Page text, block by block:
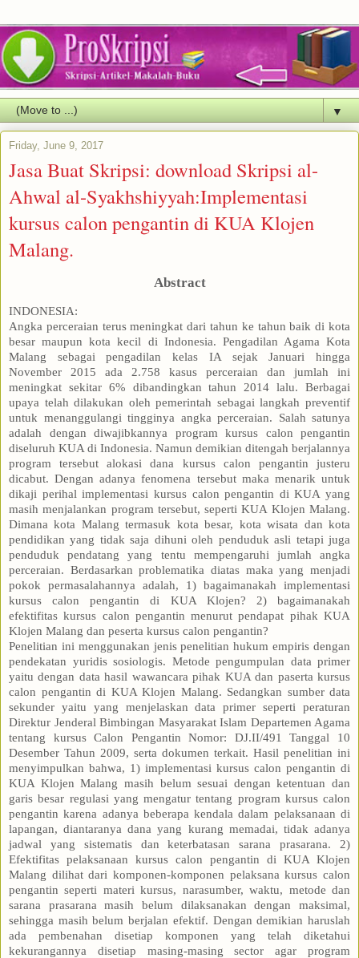
▼
Friday, June 9, 2017
Jasa Buat Skripsi: download Skripsi al-
Ahwal al-Syakhshiyyah:Implementasi
kursus calon pengantin di KUA Klojen
Malang.
Abstract
INDONESIA:
Angka perceraian terus meningkat dari tahun ke tahun baik di kota
besar maupun kota kecil di Indonesia. Pengadilan Agama Kota
Malang sebagai pengadilan kelas IA sejak Januari hingga
November 2015 ada 2.758 kasus perceraian dan jumlah ini
meningkat sekitar 6% dibandingkan tahun 2014 lalu. Berbagai
upaya telah dilakukan oleh pemerintah sebagai langkah preventif
untuk menanggulangi tingginya angka perceraian. Salah satunya
adalah dengan diwajibkannya program kursus calon pengantin
diseluruh KUA di Indonesia. Namun demikian ditengah berjalannya
program tersebut alokasi dana kursus calon pengantin justeru
dicabut. Dengan adanya fenomena tersebut maka menarik untuk
dikaji perihal implementasi kursus calon pengantin di KUA yang
masih menjalankan program tersebut, seperti KUA Klojen Malang.
Dimana kota Malang termasuk kota besar, kota wisata dan kota
pendidikan yang tidak saja dihuni oleh penduduk asli tetapi juga
penduduk pendatang yang tentu mempengaruhi jumlah angka
perceraian. Berdasarkan problematika diatas maka yang menjadi
pokok permasalahannya adalah, 1) bagaimanakah implementasi
kursus calon pengantin di KUA Klojen? 2) bagaimanakah
efektifitas kursus calon pengantin menurut pendapat pihak KUA
Klojen Malang dan peserta kursus calon pengantin?
Penelitian ini menggunakan jenis penelitian hukum empiris dengan
pendekatan yuridis sosiologis. Metode pengumpulan data primer
yaitu dengan data hasil wawancara pihak KUA dan paserta kursus
calon pengantin di KUA Klojen Malang. Sedangkan sumber data
sekunder yaitu yang menjelaskan data primer seperti peraturan
Direktur Jenderal Bimbingan Masyarakat Islam Departemen Agama
tentang kursus Calon Pengantin Nomor: DJ.II/491 Tanggal 10
Desember Tahun 2009, serta dokumen terkait. Hasil penelitian ini
menyimpulkan bahwa, 1) implementasi kursus calon pengantin di
KUA Klojen Malang masih belum sesuai dengan ketentuan dan
garis besar regulasi yang mengatur tentang program kursus calon
pengantin karena adanya beberapa kendala dalam pelaksanaan di
lapangan, diantaranya dana yang kurang memadai, tidak adanya
jadwal yang sistematis dan keterbatasan sarana prasarana. 2)
Efektifitas pelaksanaan kursus calon pengantin di KUA Klojen
Malang dilihat dari komponen-komponen pelaksana kursus calon
pengantin seperti materi kursus, narasumber, waktu, metode dan
sarana prasarana masih belum dilaksanakan dengan maksimal,
sehingga masih belum berjalan efektif. Dengan demikian haruslah
ada pembenahan disetiap komponen yang telah diketahui
kekurangannya disetiap masing-masing sector agar program